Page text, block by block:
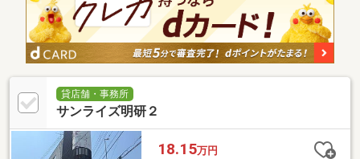
貸店舗・事務所
サンライズ明研２
18.15万円